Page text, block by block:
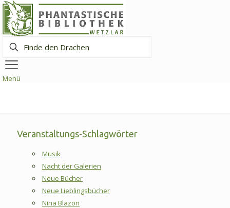
den
Drachen
Menü
Veranstaltungs-Schlagwörter
Musik
Nacht der Galerien
Neue Bücher
Neue Lieblingsbücher
Nina Blazon